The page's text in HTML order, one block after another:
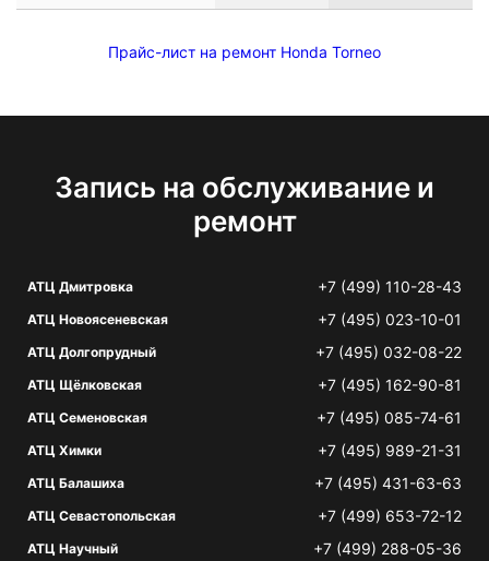
Прайс-лист на ремонт Honda Torneo
Запись на обслуживание и
ремонт
АТЦ Дмитровка +7 (499) 110-28-43
АТЦ Новоясеневская +7 (495) 023-10-01
АТЦ Долгопрудный +7 (495) 032-08-22
АТЦ Щёлковская +7 (495) 162-90-81
АТЦ Семеновская +7 (495) 085-74-61
АТЦ Химки +7 (495) 989-21-31
АТЦ Балашиха +7 (495) 431-63-63
АТЦ Севастопольская +7 (499) 653-72-12
АТЦ Научный +7 (499) 288-05-36